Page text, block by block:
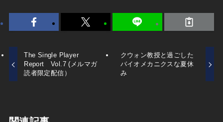
The Single Player
Report Vol.7 (メルマガ
読者限定配信）
クウォン教授と過ごした
バイオメカニクスな夏休
み